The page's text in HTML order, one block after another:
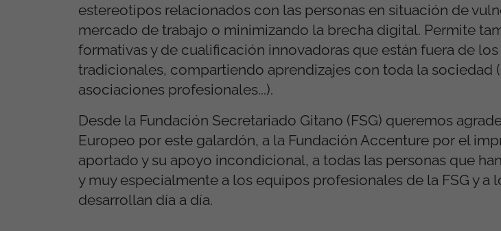
estereotipos relacionados con las personas en situación de
mercado de trabajo o minimizando la brecha digital. Permite
formativas y de cualificación innovadoras que están fuera de
tradicionales, compartiendo aprendizajes con toda la sociedad
asociaciones profesionales...).
Desde la Fundación Secretariado Gitano (FSG) queremos
Europeo por este galardón, a la Fundación Accenture por el
aportado y su apoyo incondicional, a todas las personas que
y muy especialmente a los equipos profesionales de la FSG y a
desarrollan día a día.